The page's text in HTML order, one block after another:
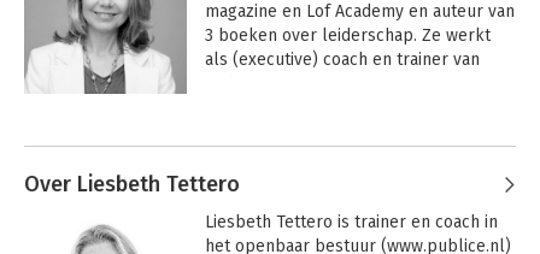
magazine en Lof Academy en auteur van
3 boeken over leiderschap. Ze werkt
als (executive) coach en trainer van
voor haar inzet op het gebied van
Jolanda met honderden (top) vrouwen
Over Liesbeth Tettero
Liesbeth Tettero is trainer en coach in
het openbaar bestuur (www.publice.nl)